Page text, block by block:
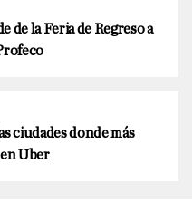
de la Feria de Regreso a
ciudades donde más
Uber